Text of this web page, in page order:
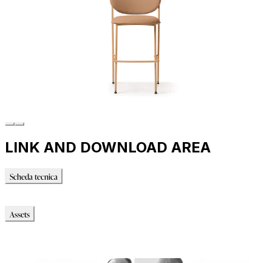
LINK AND DOWNLOAD AREA
Scheda tecnica
Assets